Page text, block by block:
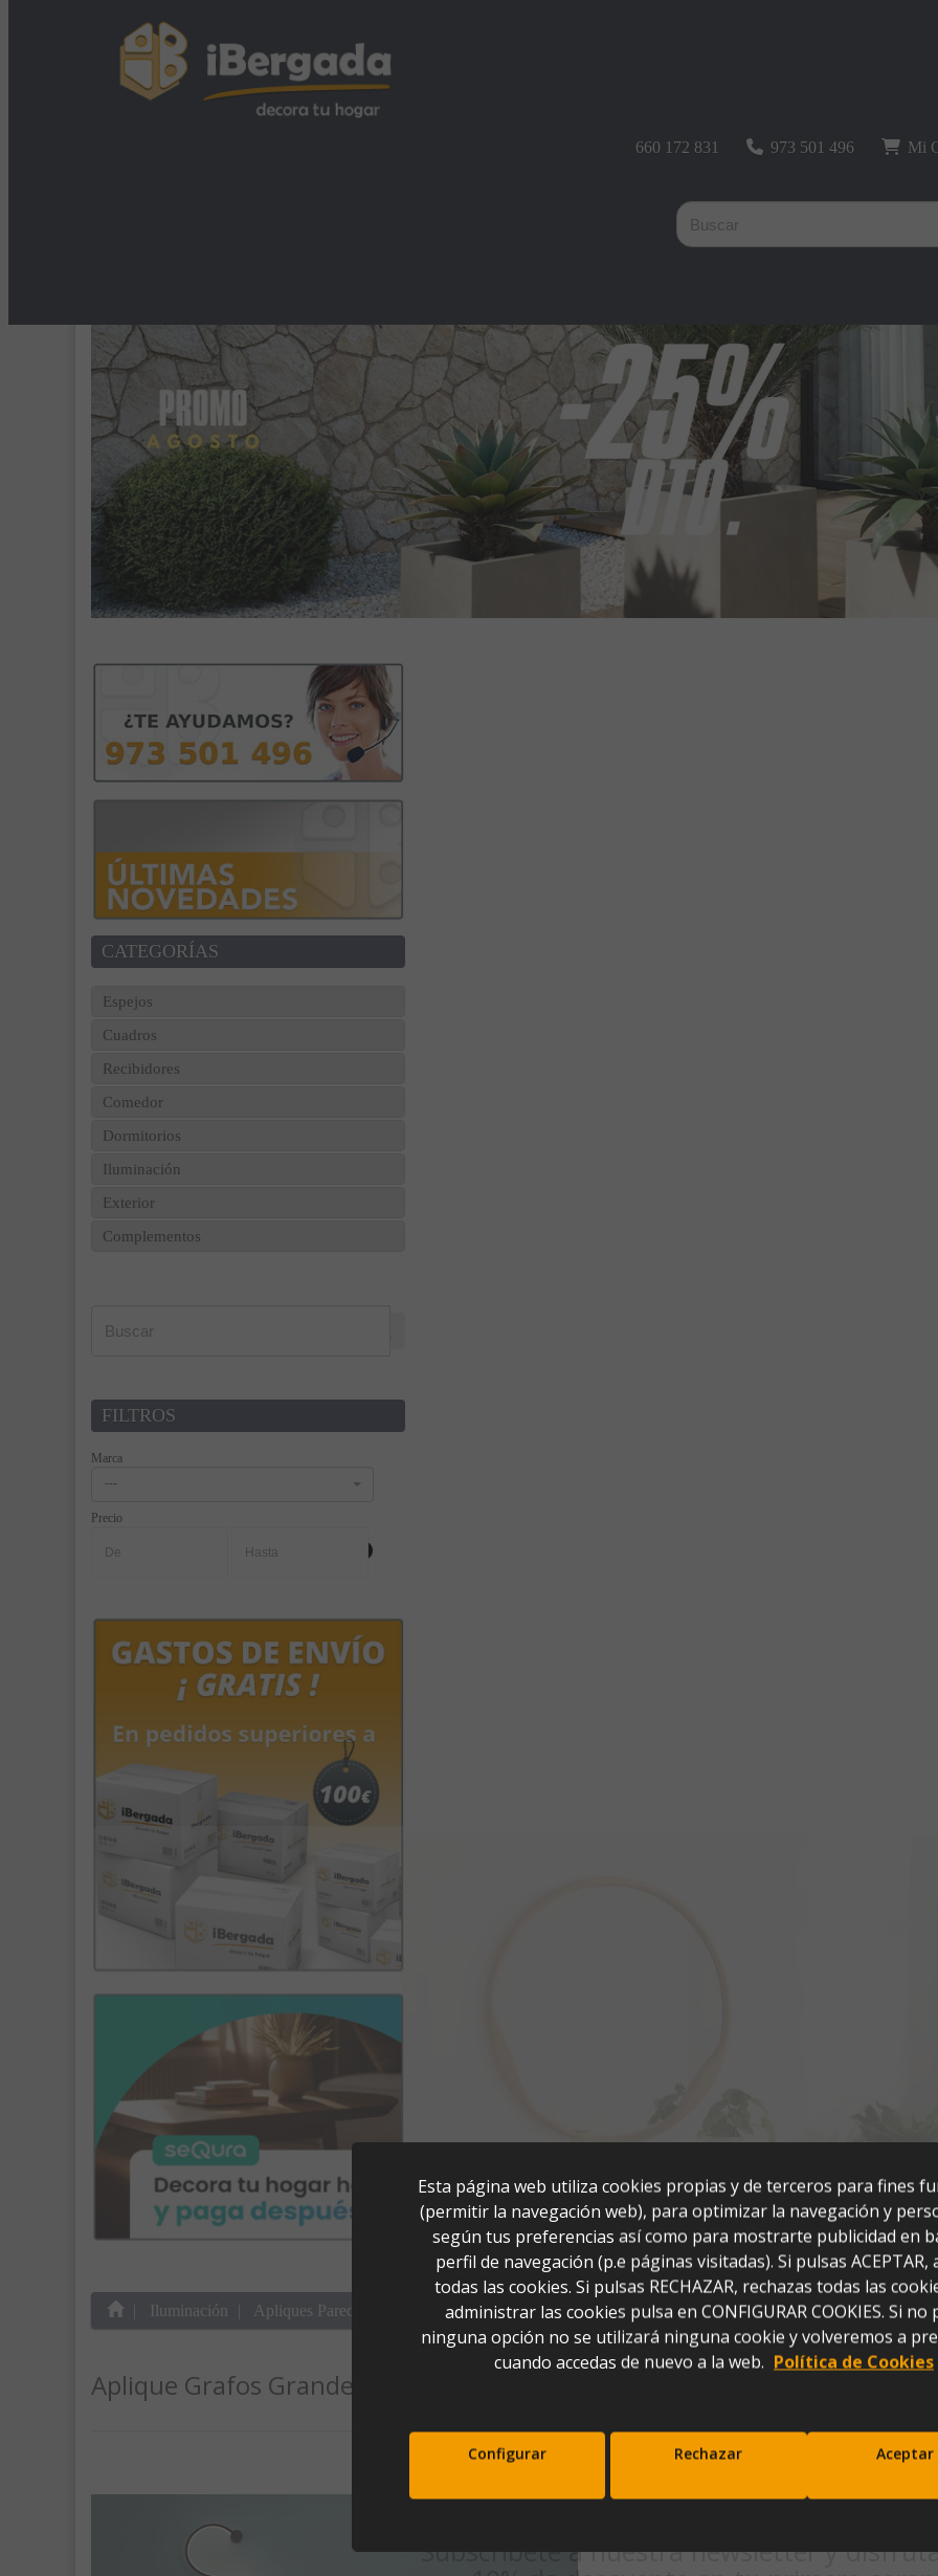
660 172 831 973 501 496 Mi
CATEGORÍAS
Espejos
Cuadros
Recibidores
Comedor
Dormitorios
Iluminación
Exterior
Complementos
FILTROS
Marca
---
Precio
Iluminación Apliques Pared Aplique Grafos Grande Negro
Aplique Grafos Grande Negro
Subscríbete a nuestra newsletter y
Esta página web utiliza cookies propias y de terceros para fines
(permitir la navegación web), para optimizar la navegación y
según tus preferencias así como para mostrarte publicidad en
perfil de navegación (p.e páginas visitadas). Si pulsas ACEPTAR,
todas las cookies. Si pulsas RECHAZAR, rechazas todas las
administrar las cookies pulsa en CONFIGURAR COOKIES. Si no
ninguna opción no se utilizará ninguna cookie y volveremos a
cuando accedas de nuevo a la web. Política de Cookies
Configurar Rechazar Aceptar